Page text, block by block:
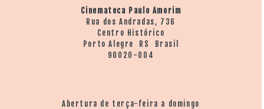
Cinemateca Paulo Amorim
Rua dos Andradas, 736
Centro Histórico
Porto Alegre RS Brasil
90020-004
Abertura de terça-feira a domingo